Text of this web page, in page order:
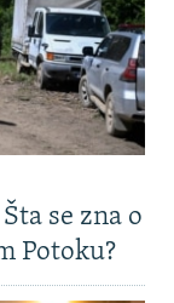
se zna o
Potoku?